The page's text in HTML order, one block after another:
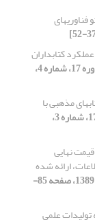
کتابداران
[دوره 17، شماره 4،
مذهبی با
[دوره 17، شماره 3،
نهایی
ارائه شده
[دوره 13، شماره 3، 1389، صفحه 85-
تولیدات علمی